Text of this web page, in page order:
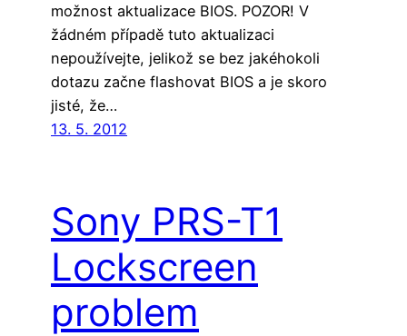
možnost aktualizace BIOS. POZOR! V
žádném případě tuto aktualizaci
nepoužívejte, jelikož se bez jakéhokoli
dotazu začne flashovat BIOS a je skoro
jisté, že…
13. 5. 2012
Sony PRS-T1
Lockscreen
problem